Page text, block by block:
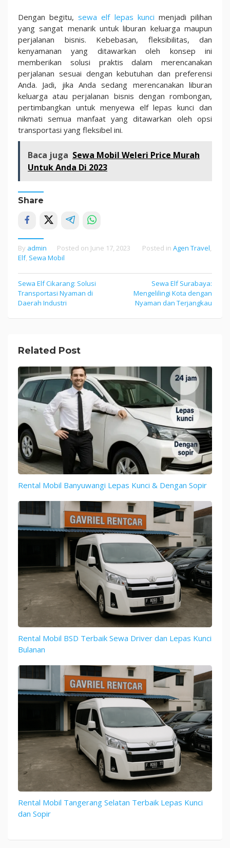
Dengan begitu,sewa elf lepas kunci menjadi pilihan
yang sangat menarik untuk liburan keluarga maupun
perjalanan bisnis. Kebebasan, fleksibilitas, dan
kenyamanan yang ditawarkan oleh konsep ini
memberikan solusi praktis dalam merencanakan
perjalanan sesuai dengan kebutuhan dan preferensi
Anda. Jadi, jika Anda sedang merencanakan liburan
keluarga atau perjalanan bisnis dengan rombongan,
pertimbangkan untuk menyewa elf lepas kunci dan
nikmati semua manfaat yang ditawarkan oleh opsi
transportasi yang fleksibel ini.
Baca juga Sewa Mobil Weleri Price Murah
Untuk Anda Di 2023
Share
By admin Posted on June 17, 2023 Posted in Agen Travel,
Elf, Sewa Mobil
Post
navigation
Sewa Elf Cikarang: Solusi
Transportasi Nyaman di
Daerah Industri
Sewa Elf Surabaya:
Mengelilingi Kota dengan
Nyaman dan Terjangkau
Related Post
Rental Mobil Banyuwangi Lepas Kunci & Dengan Sopir
Rental Mobil BSD Terbaik Sewa Driver dan Lepas Kunci
Bulanan
Rental Mobil Tangerang Selatan Terbaik Lepas Kunci
dan Sopir